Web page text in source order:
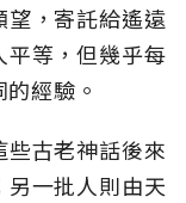
，寄託給遙遠
等，但幾乎每
經驗。
古老神話後來
一批人則由天